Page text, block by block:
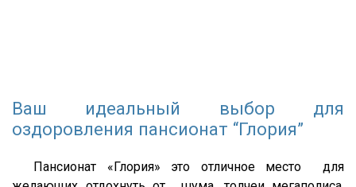
Ваш идеальный выбор для
оздоровления пансионат “Глория”
Пансионат «Глория» это отличное место для